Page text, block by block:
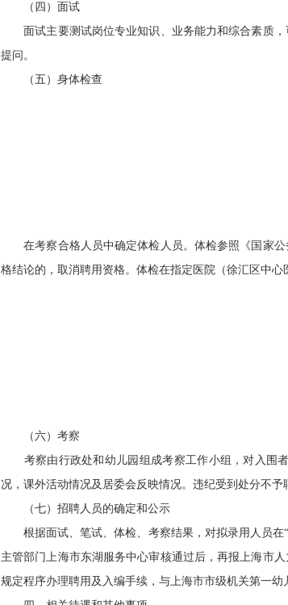
（四）面试
面试主要测试岗位专业知识、业务能力和综合素质，
提问。
（五）身体检查
在考察合格人员中确定体检人员。体检参照《国家公
格结论的，取消聘用资格。体检在指定医院（徐汇区中心
（六）考察
考察由行政处和幼儿园组成考察工作小组，对入围者
况，课外活动情况及居委会反映情况。违纪受到处分不
（七）招聘人员的确定和公示
根据面试、笔试、体检、考察结果，对拟录用人员在“
主管部门上海市东湖服务中心审核通过后，再报上海市
规定程序办理聘用及入编手续，与上海市市级机关第一幼